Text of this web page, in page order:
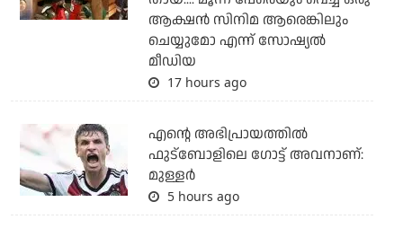
ആക്ഷന്‍ സിനിമ ആരെങ്കിലും
ചെയ്യുമോ എന്ന് സോഷ്യല്‍
മീഡിയ
17 hours ago
എന്റെ അഭിപ്രായത്തില്‍
ഫുട്‌ബോളിലെ ഗോട്ട് അവനാണ്:
മുള്ളര്‍
5 hours ago